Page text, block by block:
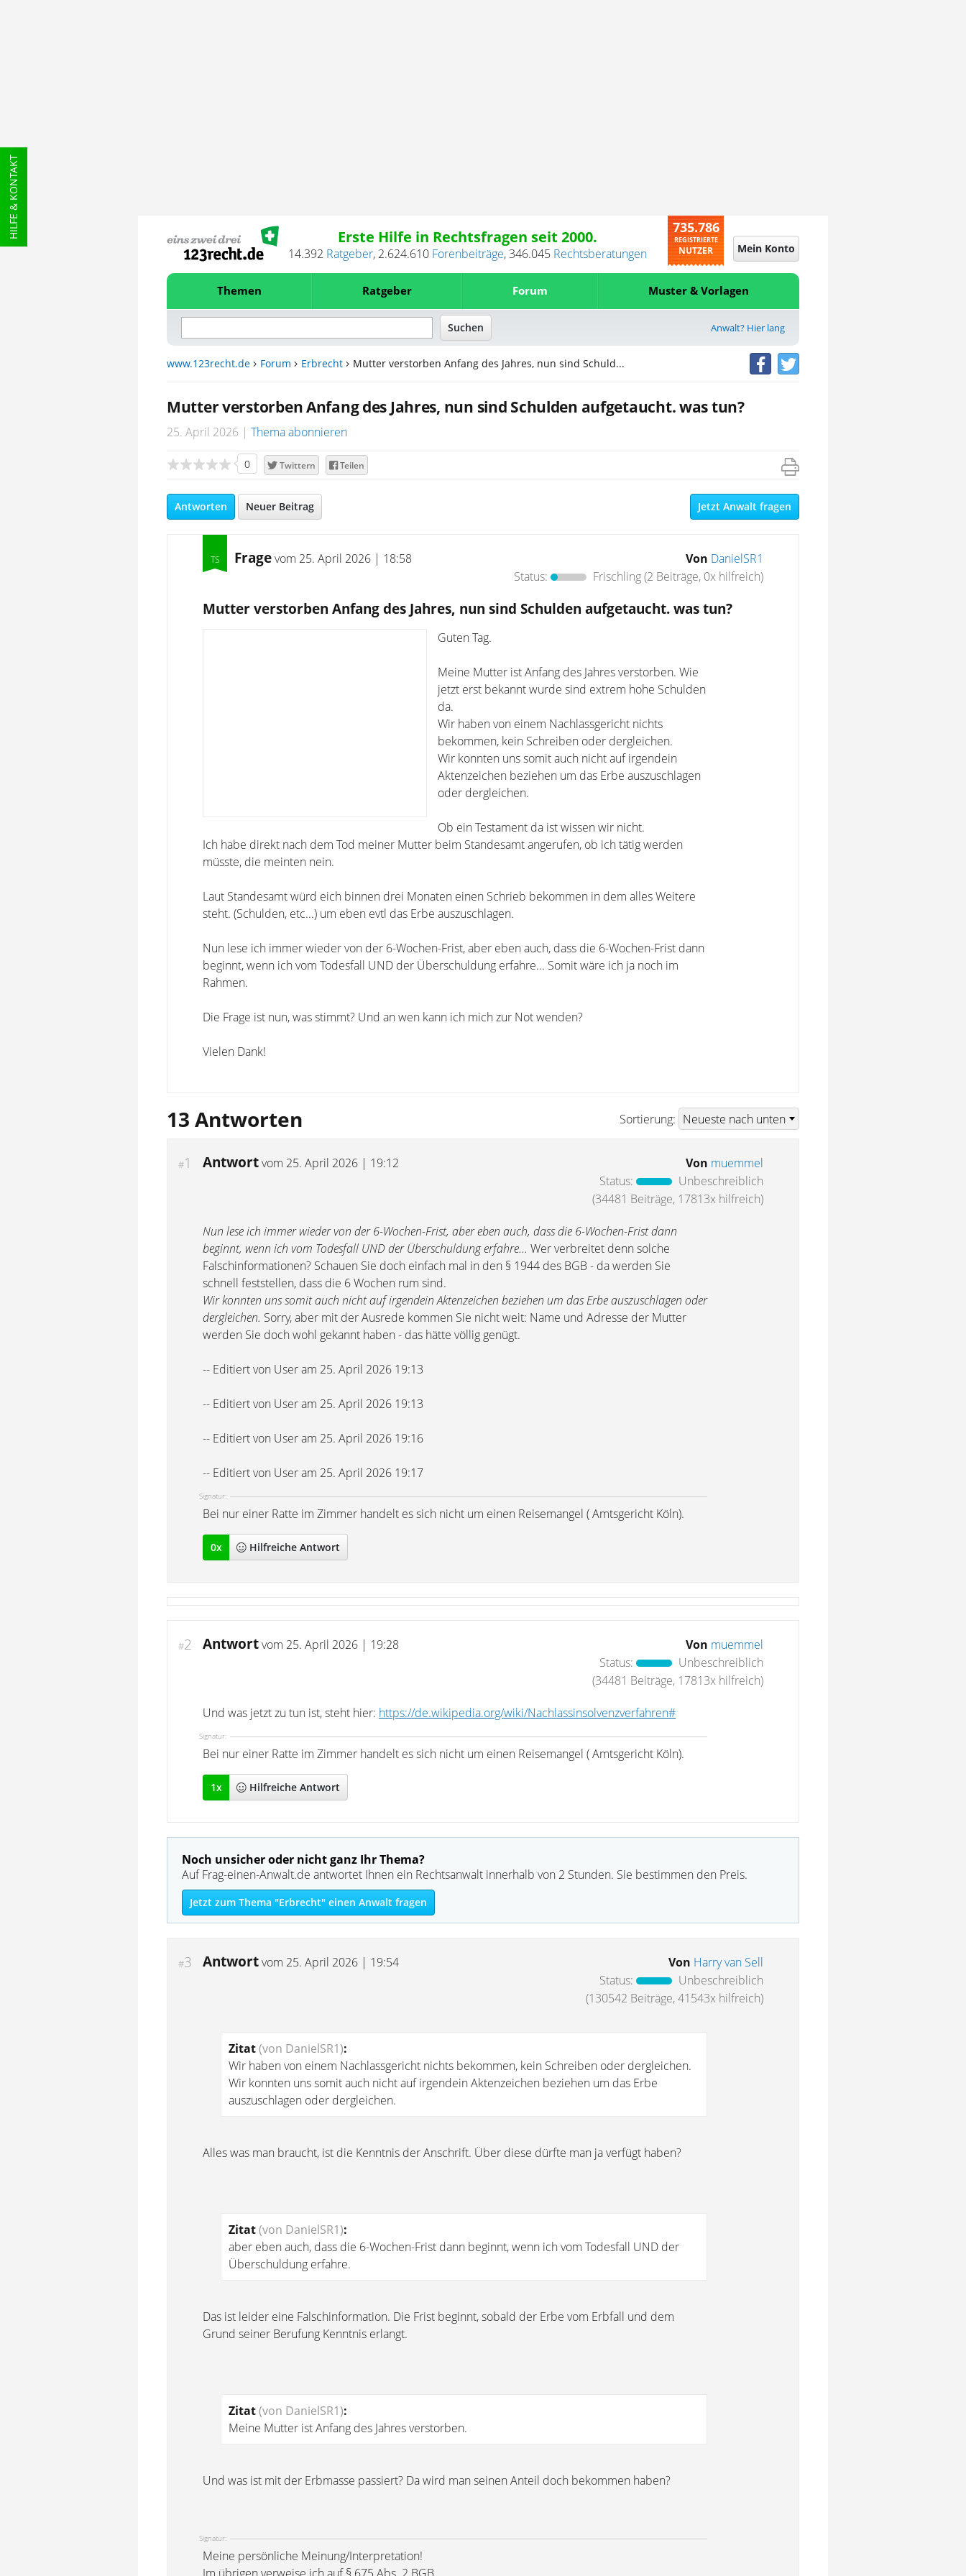
HILFE & KONTAKT Erste Hilfe in Rechtsfragen seit 2000.
14.392 Ratgeber, 2.624.610 Forenbeiträge,346.045 Rechtsberatungen
735.786
REGISTRIERTE
NUTZER Mein Konto
Themen Ratgeber Forum Muster & Vorlagen
Anwalt? Hier lang
www.123recht.de Forum Erbrecht Mutter verstorben Anfang des Jahres, nun sind Schuld...
Mutter verstorben Anfang des Jahres, nun sind Schulden aufgetaucht. was tun?
25. April 2026 Thema abonnieren
0 Twittern Teilen
Antworten Neuer Beitrag Jetzt Anwalt fragen
Fragevom 25. April 2026 | 18:58 Von DanielSR1
Status:
Frischling(2 Beiträge, 0x hilfreich)
Mutter verstorben Anfang des Jahres, nun sind Schulden aufgetaucht. was tun?
Guten Tag.
Meine Mutter ist Anfang des Jahres verstorben. Wie
jetzt erst bekannt wurde sind extrem hohe Schulden
da.
Wir haben von einem Nachlassgericht nichts
bekommen, kein Schreiben oder dergleichen.
Wir konnten uns somit auch nicht auf irgendein
Aktenzeichen beziehen um das Erbe auszuschlagen
oder dergleichen.
Ob ein Testament da ist wissen wir nicht.
Ich habe direkt nach dem Tod meiner Mutter beim Standesamt angerufen, ob ich tätig werden
müsste, die meinten nein.
Laut Standesamt würd eich binnen drei Monaten einen Schrieb bekommen in dem alles Weitere
steht. (Schulden, etc...) um eben evtl das Erbe auszuschlagen.
Nun lese ich immer wieder von der 6-Wochen-Frist, aber eben auch, dass die 6-Wochen-Frist dann
beginnt, wenn ich vom Todesfall UND der Überschuldung erfahre... Somit wäre ich ja noch im
Rahmen.
Die Frage ist nun, was stimmt? Und an wen kann ich mich zur Not wenden?
Vielen Dank!
13 Antworten Sortierung:
#1 Antwortvom 25. April 2026 | 19:12 Von muemmel
Status:
Unbeschreiblich
(34481 Beiträge, 17813x hilfreich)
Nun lese ich immer wieder von der 6-Wochen-Frist, aber eben auch, dass die 6-Wochen-Frist dann
beginnt, wenn ich vom Todesfall UND der Überschuldung erfahre... Wer verbreitet denn solche
Falschinformationen? Schauen Sie doch einfach mal in den § 1944 des BGB - da werden Sie
schnell feststellen, dass die 6 Wochen rum sind.
Wir konnten uns somit auch nicht auf irgendein Aktenzeichen beziehen um das Erbe auszuschlagen oder
dergleichen. Sorry, aber mit der Ausrede kommen Sie nicht weit: Name und Adresse der Mutter
werden Sie doch wohl gekannt haben - das hätte völlig genügt.
-- Editiert von User am 25. April 2026 19:13
-- Editiert von User am 25. April 2026 19:13
-- Editiert von User am 25. April 2026 19:16
-- Editiert von User am 25. April 2026 19:17
Signatur:
Bei nur einer Ratte im Zimmer handelt es sich nicht um einen Reisemangel ( Amtsgericht Köln).
0x Hilfreiche Antwort
#2 Antwortvom 25. April 2026 | 19:28 Von muemmel
Status:
Unbeschreiblich
(34481 Beiträge, 17813x hilfreich)
Und was jetzt zu tun ist, steht hier: https://de.wikipedia.org/wiki/Nachlassinsolvenzverfahren#
Signatur:
Bei nur einer Ratte im Zimmer handelt es sich nicht um einen Reisemangel ( Amtsgericht Köln).
1x Hilfreiche Antwort
Noch unsicher oder nicht ganz Ihr Thema?
Auf Frag-einen-Anwalt.de antwortet Ihnen ein Rechtsanwalt innerhalb von 2 Stunden. Sie bestimmen den Preis.
Jetzt zum Thema "Erbrecht" einen Anwalt fragen
#3 Antwortvom 25. April 2026 | 19:54 Von Harry van Sell
Status:
Unbeschreiblich
(130542 Beiträge, 41543x hilfreich)
Zitat(von DanielSR1):
Wir haben von einem Nachlassgericht nichts bekommen, kein Schreiben oder dergleichen.
Wir konnten uns somit auch nicht auf irgendein Aktenzeichen beziehen um das Erbe
auszuschlagen oder dergleichen.
Alles was man braucht, ist die Kenntnis der Anschrift. Über diese dürfte man ja verfügt haben?
Zitat(von DanielSR1):
aber eben auch, dass die 6-Wochen-Frist dann beginnt, wenn ich vom Todesfall UND der
Überschuldung erfahre.
Das ist leider eine Falschinformation. Die Frist beginnt, sobald der Erbe vom Erbfall und dem
Grund seiner Berufung Kenntnis erlangt.
Zitat(von DanielSR1):
Meine Mutter ist Anfang des Jahres verstorben.
Und was ist mit der Erbmasse passiert? Da wird man seinen Anteil doch bekommen haben?
Signatur:
Meine persönliche Meinung/Interpretation!